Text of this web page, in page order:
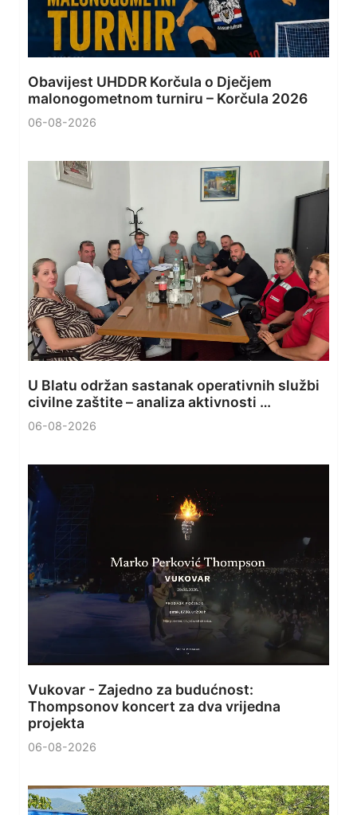
Obavijest UHDDR Korčula o Dječjem
malonogometnom turniru – Korčula 2026
06-08-2026
U Blatu održan sastanak operativnih službi
civilne zaštite – analiza aktivnosti …
06-08-2026
Vukovar - Zajedno za budućnost:
Thompsonov koncert za dva vrijedna
projekta
06-08-2026